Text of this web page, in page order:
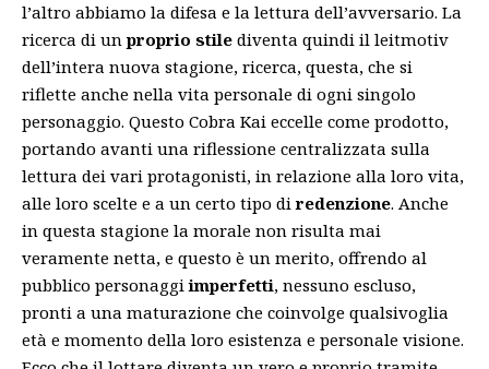
l’altro abbiamo la difesa e la lettura dell’avversario. La
ricerca di unproprio stile diventa quindi il leitmotiv
dell’intera nuova stagione, ricerca, questa, che si
riflette anche nella vita personale di ogni singolo
personaggio. Questo Cobra Kai eccelle come prodotto,
portando avanti una riflessione centralizzata sulla
lettura dei vari protagonisti, in relazione alla loro vita,
alle loro scelte e a un certo tipo diredenzione. Anche
in questa stagione la morale non risulta mai
veramente netta, e questo è un merito, offrendo al
pubblico personaggiimperfetti, nessuno escluso,
pronti a una maturazione che coinvolge qualsivoglia
età e momento della loro esistenza e personale visione.